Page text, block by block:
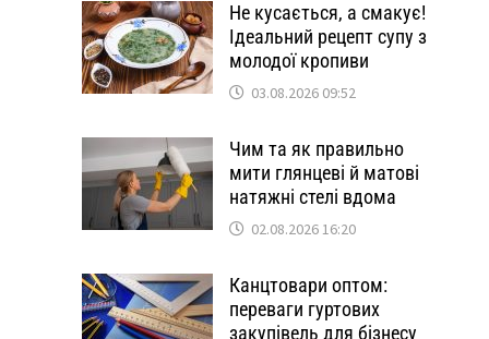
Не кусається, а смакує!
Ідеальний рецепт супу з
молодої кропиви
03.08.2026 09:52
Чим та як правильно
мити глянцеві й матові
натяжні стелі вдома
02.08.2026 16:20
Канцтовари оптом:
переваги гуртових
закупівель для бізнесу